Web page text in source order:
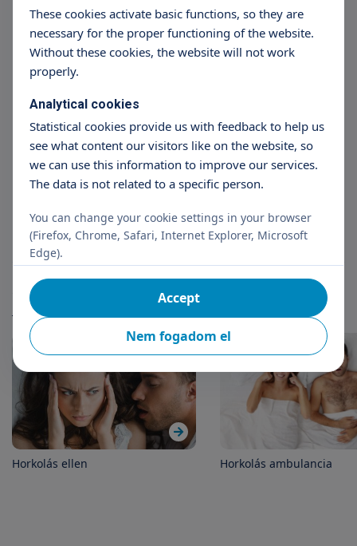
Dr. András Molnár PhD
ENT
Articles
More articles
Horkolás ellen Horkolás ambulancia
These cookies activate basic functions, so they are
necessary for the proper functioning of the website.
Without these cookies, the website will not work
properly.
Analytical cookies
Statistical cookies provide us with feedback to help us
see what content our visitors like on the website, so
we can use this information to improve our services.
The data is not related to a specific person.
You can change your cookie settings in your browser
(Firefox, Chrome, Safari, Internet Explorer, Microsoft
Edge).
Nem fogadom el
Accept